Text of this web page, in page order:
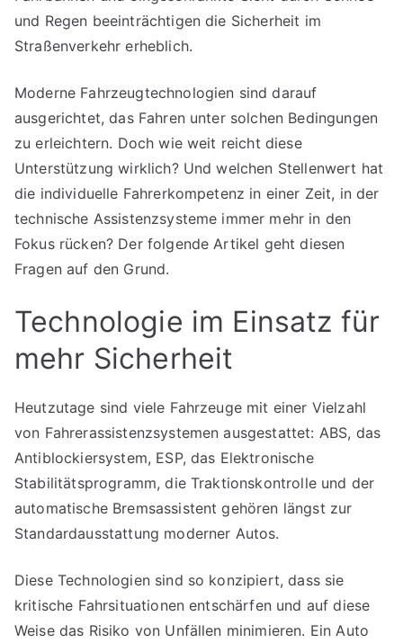
und Regen beeinträchtigen die Sicherheit im
Straßenverkehr erheblich.
Moderne Fahrzeugtechnologien sind darauf
ausgerichtet, das Fahren unter solchen Bedingungen
zu erleichtern. Doch wie weit reicht diese
Unterstützung wirklich? Und welchen Stellenwert hat
die individuelle Fahrerkompetenz in einer Zeit, in der
technische Assistenzsysteme immer mehr in den
Fokus rücken? Der folgende Artikel geht diesen
Fragen auf den Grund.
Technologie im Einsatz für
mehr Sicherheit
Heutzutage sind viele Fahrzeuge mit einer Vielzahl
von Fahrerassistenzsystemen ausgestattet: ABS, das
Antiblockiersystem, ESP, das Elektronische
Stabilitätsprogramm, die Traktionskontrolle und der
automatische Bremsassistent gehören längst zur
Standardausstattung moderner Autos.
Diese Technologien sind so konzipiert, dass sie
kritische Fahrsituationen entschärfen und auf diese
Weise das Risiko von Unfällen minimieren. Ein Auto